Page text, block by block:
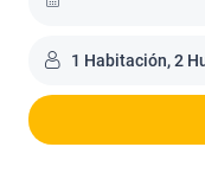
1 Habitación, 2